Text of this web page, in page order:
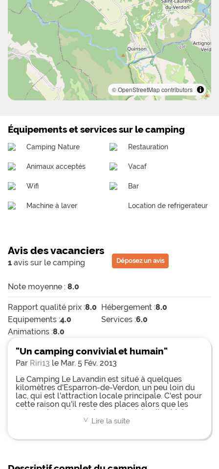
© OpenStreetMap contributors
Équipements et services sur le camping
Camping Nature Restauration
Animaux acceptés Vacaf
Wifi Bar
Machine à laver Location de refrigerateur
Avis des vacanciers
1 avis sur le camping Déposez un avis
Note moyenne : 8.0
Rapport qualité prix :8.0 Hébergement :8.0
Equipements :4.0 Services :6.0
Animations :8.0
"Un camping convivial et humain"
Par Riri13 le Mar. 5 Fév. 2013
Le Camping Le Lavandin est situé à quelques
kilomètres d'Esparron-de-Verdon, un peu loin du
lac, qui est l'attraction locale principale. C'est pour
cette raison qu'il reste des places alors que les
autres, chers et sans âme, sont pleins. Il est très
ombragé, les sanitaires sont super propres, il y a
mini golf déglingué mais gratuit (les patrons
bienvenus. Franchement, on a passé quelques
< Lire la suite